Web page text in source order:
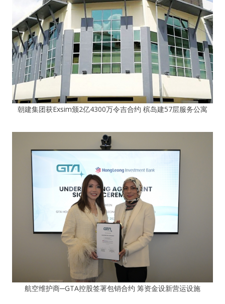
朝建集团获Exsim颁2亿4300万令吉合约 槟岛建57层服务公寓
航空维护商─GTA控股签署包销合约 筹资金设新营运设施